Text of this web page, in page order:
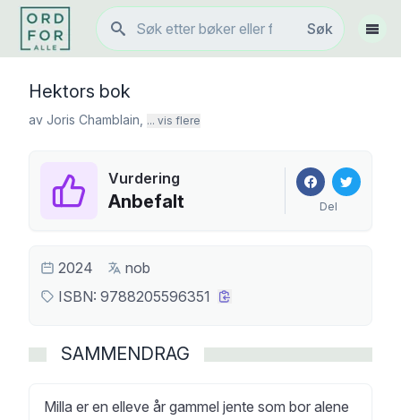
Søk
Søk
Vis
Hektors bok
av Joris Chamblain ... vis flere
Vurdering
Anbefalt Del
2024
nob
ISBN: 9788205596351
SAMMENDRAG
Milla er en elleve år gammel jente som bor alene